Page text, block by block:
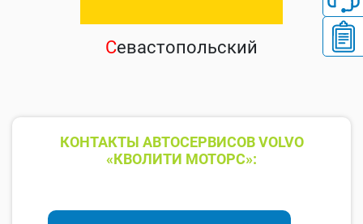
Севастопольский
КОНТАКТЫ АВТОСЕРВИСОВ VOLVO
«КВОЛИТИ МОТОРС»: